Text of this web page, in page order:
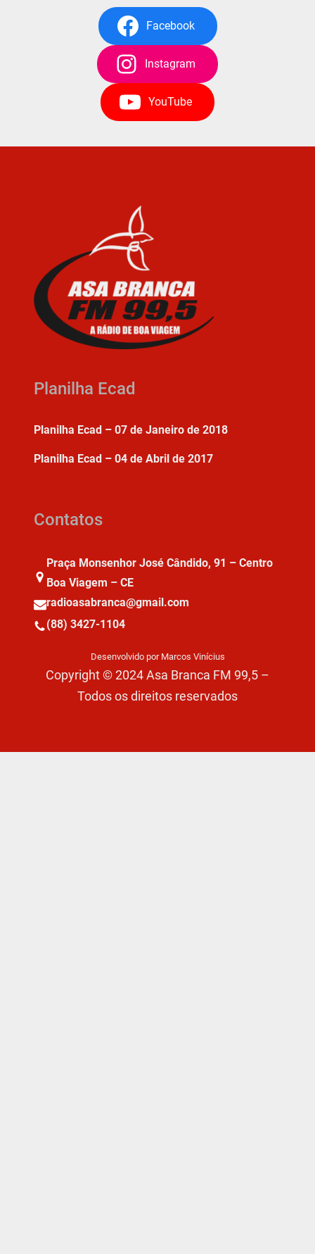
Facebook
Instagram
YouTube
Planilha Ecad
Planilha Ecad – 07 de Janeiro de 2018
Planilha Ecad – 04 de Abril de 2017
Contatos
Praça Monsenhor José Cândido, 91 – Centro
Boa Viagem – CE
radioasabranca@gmail.com
(88) 3427-1104
Desenvolvido por Marcos Vinícius
Copyright © 2024 Asa Branca FM 99,5 –
Todos os direitos reservados